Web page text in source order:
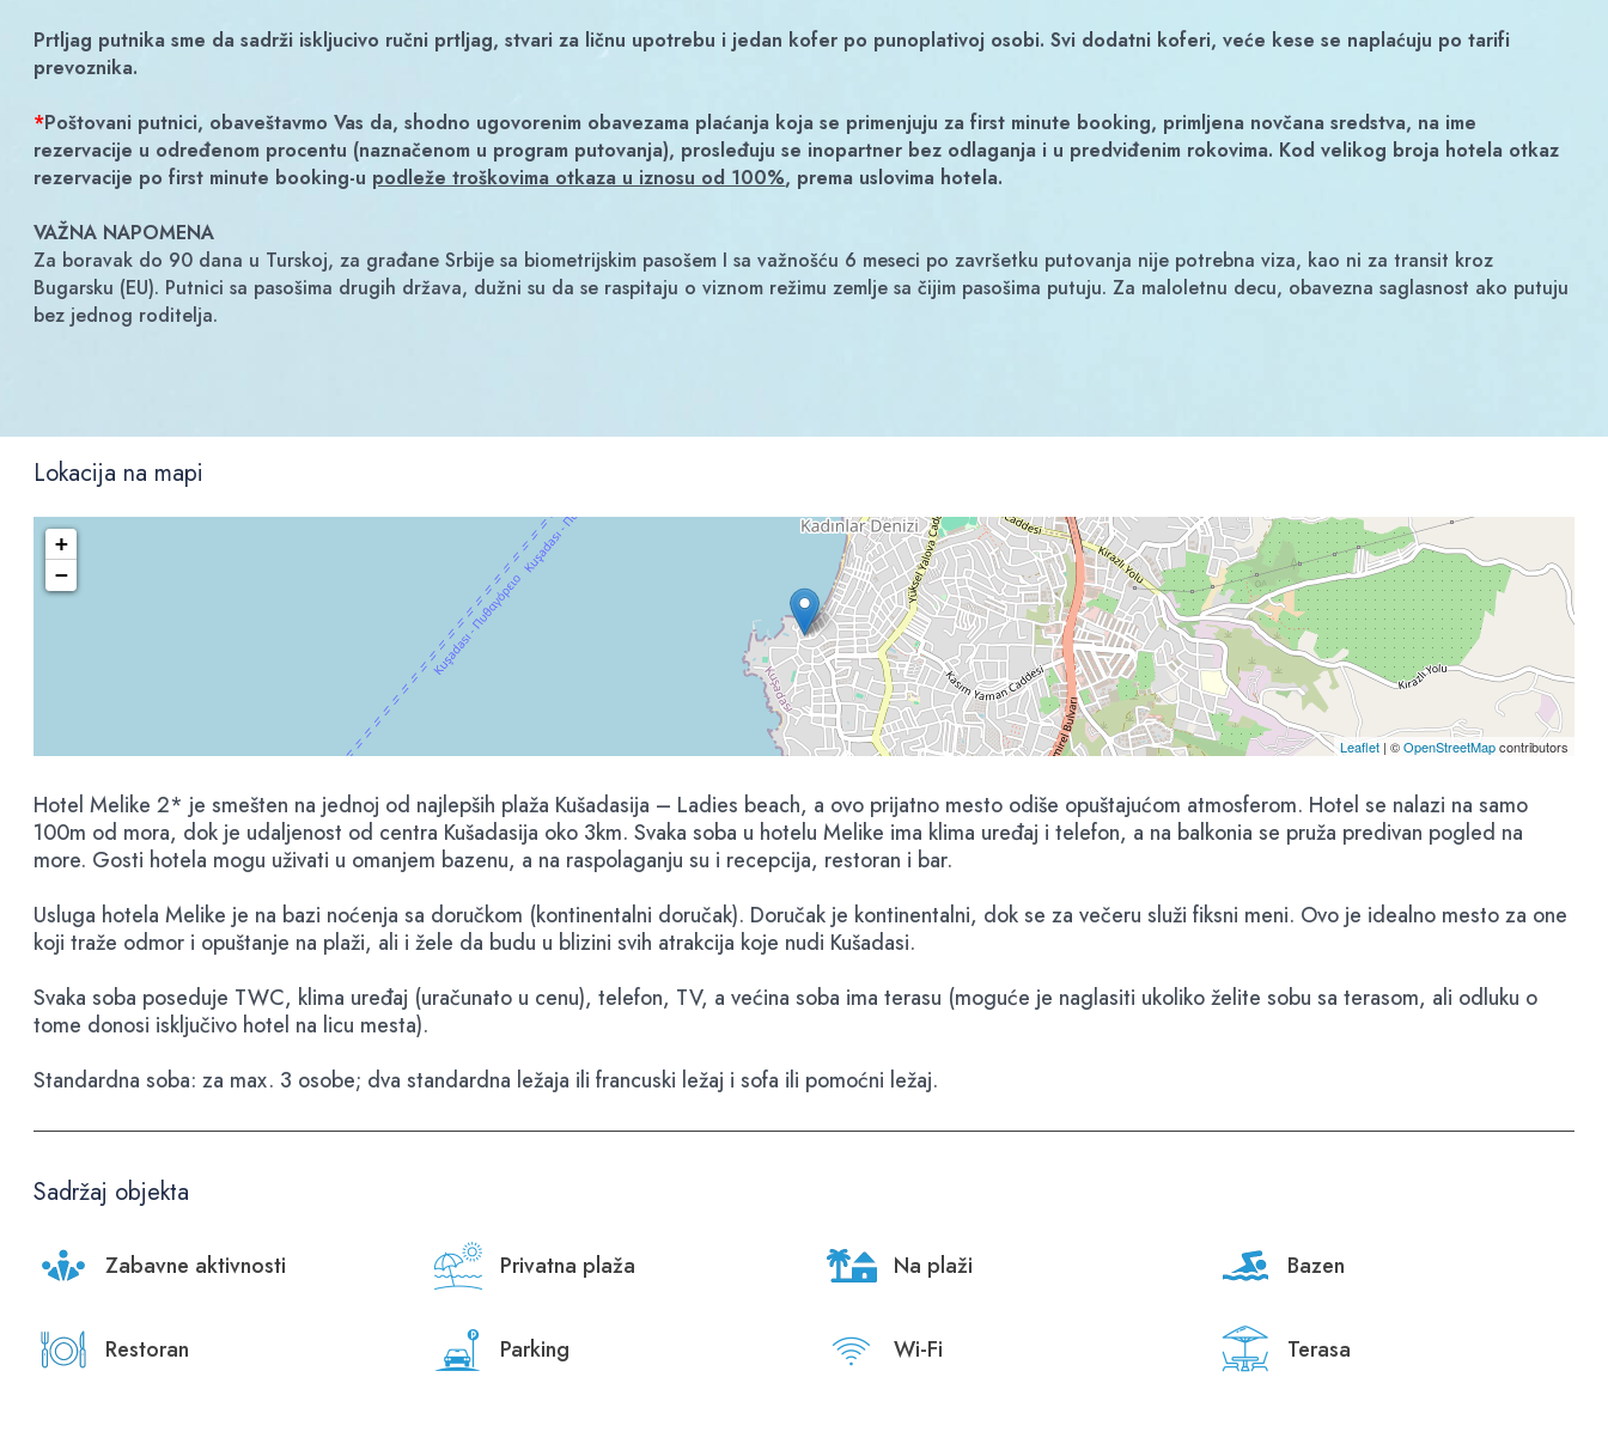
Prtljag putnika sme da sadrži iskljucivo ručni prtljag, stvari za ličnu upotrebu i jedan kofer po punoplativoj osobi. Svi dodatni koferi, veće kese se naplaćuju po tarifi
prevoznika.
*Poštovani putnici, obaveštavmo Vas da, shodno ugovorenim obavezama plaćanja koja se primenjuju za first minute booking, primljena novčana sredstva, na ime
rezervacije u određenom procentu (naznačenom u program putovanja), prosleđuju se inopartner bez odlaganja i u predviđenim rokovima. Kod velikog broja hotela otkaz
rezervacije po first minute booking-u podleže troškovima otkaza u iznosu od 100%, prema uslovima hotela.
VAŽNA NAPOMENA
Za boravak do 90 dana u Turskoj, za građane Srbije sa biometrijskim pasošem I sa važnošću 6 meseci po završetku putovanja nije potrebna viza, kao ni za transit kroz
Bugarsku (EU). Putnici sa pasošima drugih država, dužni su da se raspitaju o viznom režimu zemlje sa čijim pasošima putuju. Za maloletnu decu, obavezna saglasnost ako putuju
bez jednog roditelja.
Lokacija na mapi
+
−
Leaflet| ©OpenStreetMapcontributors
Hotel Melike 2* je smešten na jednoj od najlepših plaža Kušadasija – Ladies beach, a ovo prijatno mesto odiše opuštajućom atmosferom. Hotel se nalazi na samo
100m od mora, dok je udaljenost od centra Kušadasija oko 3km. Svaka soba u hotelu Melike ima klima uređaj i telefon, a na balkonia se pruža predivan pogled na
more. Gosti hotela mogu uživati u omanjem bazenu, a na raspolaganju su i recepcija, restoran i bar.
Usluga hotela Melike je na bazi noćenja sa doručkom (kontinentalni doručak). Doručak je kontinentalni, dok se za večeru služi fiksni meni. Ovo je idealno mesto za one
koji traže odmor i opuštanje na plaži, ali i žele da budu u blizini svih atrakcija koje nudi Kušadasi.
Svaka soba poseduje TWC, klima uređaj (uračunato u cenu), telefon, TV, a većina soba ima terasu (moguće je naglasiti ukoliko želite sobu sa terasom, ali odluku o
tome donosi isključivo hotel na licu mesta).
Standardna soba: za max. 3 osobe; dva standardna ležaja ili francuski ležaj i sofa ili pomoćni ležaj.
Sadržaj objekta
Zabavne aktivnosti Privatna plaža Na plaži Bazen
Restoran Parking Wi-Fi Terasa